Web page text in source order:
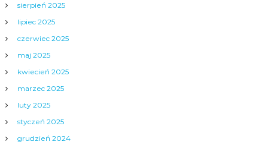
sierpień 2025
lipiec 2025
czerwiec 2025
maj 2025
kwiecień 2025
marzec 2025
luty 2025
styczeń 2025
grudzień 2024